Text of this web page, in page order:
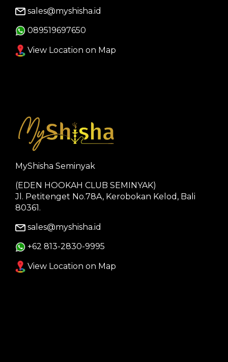
sales@myshisha.id
089519697650
View Location on Map
MyShisha Seminyak
(EDEN HOOKAH CLUB SEMINYAK)
Jl. Petitenget No.78A, Kerobokan Kelod, Bali
80361.
sales@myshisha.id
+62 813-2830-9995
View Location on Map